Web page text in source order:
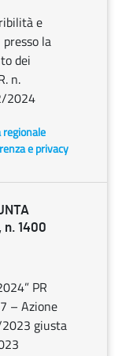
e
la
dei
n.
2024
regionale
e privacy
n. 1400
PR
– Azione
giusta